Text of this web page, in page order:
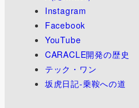
Instagram
Facebook
YouTube
CARACLE開発の歴史
テック・ワン
坂虎日記-乗鞍への道